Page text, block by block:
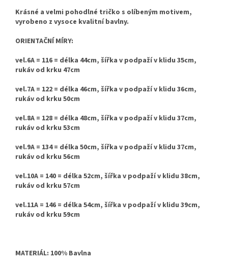
Krásné a velmi pohodlné tričko s olíbeným motivem,
vyrobeno z vysoce kvalitní bavlny.
ORIENTAČNÍ MÍRY:
vel.6A = 116 = délka 44cm, šířka v podpaží v klidu 35cm,
rukáv od krku 47cm
vel.7A = 122 = délka 46cm, šířka v podpaží v klidu 36cm,
rukáv od krku 50cm
vel.8A = 128 = délka 48cm, šířka v podpaží v klidu 37cm,
rukáv od krku 53cm
vel.9A = 134 = délka 50cm, šířka v podpaží v klidu 37cm,
rukáv od krku 56cm
vel.10A = 140 = délka 52cm, šířka v podpaží v klidu 38cm,
rukáv od krku 57cm
vel.11A = 146 = délka 54cm, šířka v podpaží v klidu 39cm,
rukáv od krku 59cm
MATERIÁL: 100% Bavlna